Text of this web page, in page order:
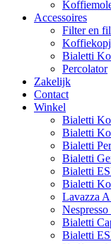
Accessoires
Filter en
Bialetti
Percolator
Zakelijk
Contact
Winkel
Bialetti
Bialetti
Bialetti
Bialetti
Bialetti
Bialetti
Lavazza
Bialetti
Bialetti